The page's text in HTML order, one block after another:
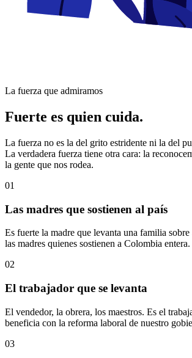
La fuerza que admiramos
Fuerte es quien cuida.
La fuerza no es la del grito estridente ni la del
La verdadera fuerza tiene otra cara: la
la gente que nos rodea.
01
Las madres que sostienen al país
Es fuerte la madre que levanta una familia sobre
las madres quienes sostienen a Colombia entera.
02
El trabajador que se levanta
El vendedor, la obrera, los maestros. Es el
beneficia con la reforma laboral de nuestro
03